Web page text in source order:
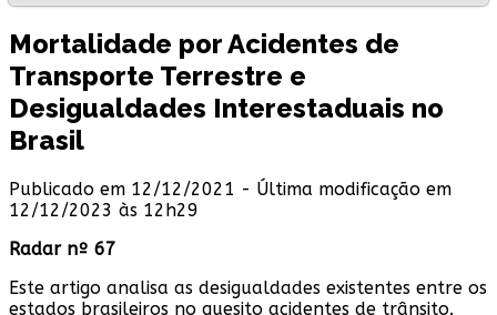
Mortalidade por Acidentes de
Transporte Terrestre e
Desigualdades Interestaduais no
Brasil
Publicado em 12/12/2021 - Última modificação em
12/12/2023 às 12h29
Radar nº 67
Este artigo analisa as desigualdades existentes entre os
estados brasileiros no quesito acidentes de trânsito.